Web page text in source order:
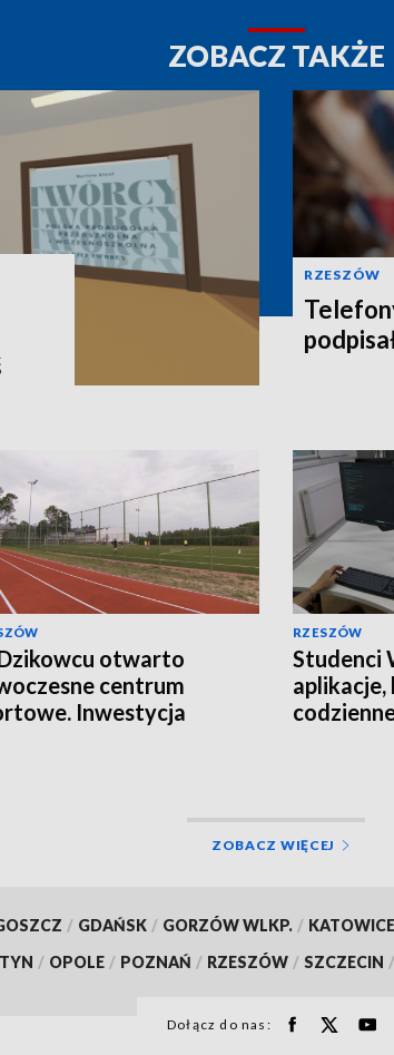
ZOBACZ TAKŻE
RZESZÓW
otwarto
centrum
Inwestycja
RZESZÓW
Studenci
ZOBACZ WIĘCEJ
/ GDAŃSK / GORZÓW WLKP. / KATOWICE
/ OPOLE / POZNAŃ / RZESZÓW / SZCZECIN /
Dołącz do nas: